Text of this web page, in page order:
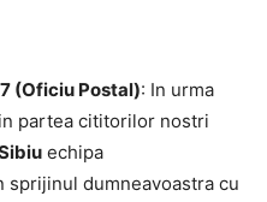
(Oficiu Postal): In urma
partea cititorilor nostri
echipa
sprijinul dumneavoastra cu